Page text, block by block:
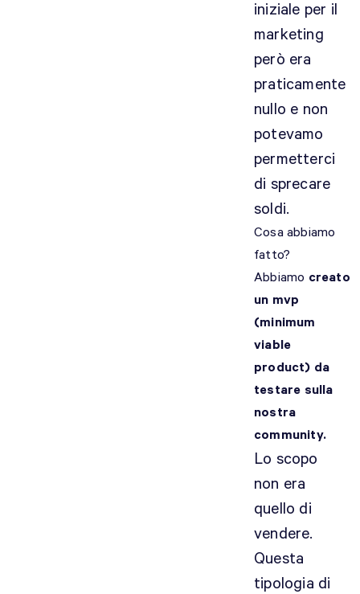
iniziale per il
marketing
però era
praticamente
nullo e non
potevamo
permetterci
di sprecare
soldi.
Cosa abbiamo
fatto?
Abbiamo creato
un mvp
(minimum
viable
product) da
testare sulla
nostra
community.
Lo scopo
non era
quello di
vendere.
Questa
tipologia di